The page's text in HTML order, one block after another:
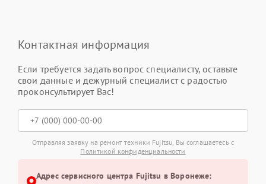
Контактная информация
Если требуется задать вопрос специалисту, оставьте
свои данные и дежурный специалист с радостью
проконсультирует Вас!
Отправляя заявку на ремонт техники Fujitsu, Вы соглашаетесь с
Политикой конфиденциальности
Адрес сервисного центра Fujitsu в Воронеже: